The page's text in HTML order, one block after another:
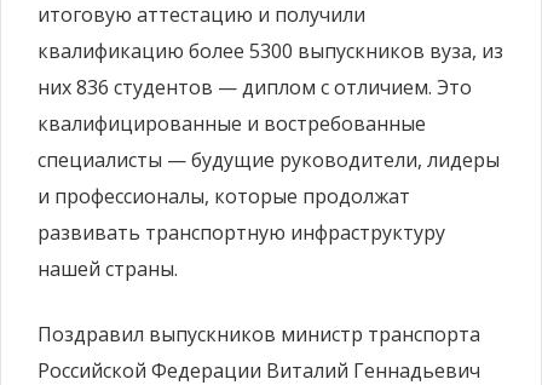
итоговую аттестацию и получили
квалификацию более 5300 выпускников вуза, из
них 836 студентов — диплом с отличием. Это
квалифицированные и востребованные
специалисты — будущие руководители, лидеры
и профессионалы, которые продолжат
развивать транспортную инфраструктуру
нашей страны.
Поздравил выпускников министр транспорта
Российской Федерации Виталий Геннадьевич